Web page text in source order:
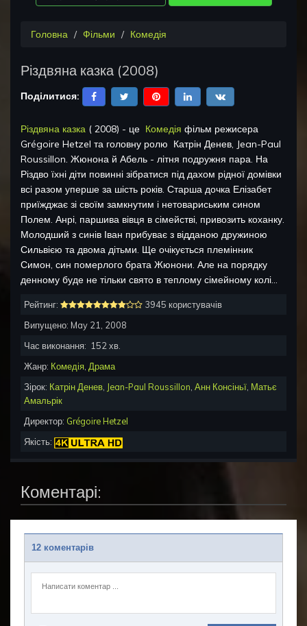
Головна Фільми Комедія
Різдвяна казка (2008)
Поділитися:
Різдвяна казка ( 2008) - це Комедія фільм режисера
Grégoire Hetzel та головну ролю Катрін Денев, Jean-Paul
Roussillon. Жюнона й Абель - літня подружня пара. На
Різдво їхні діти повинні зібратися під дахом рідної домівки
всі разом уперше за шість років. Старша дочка Елізабет
приїжджає зі своїм замкнутим і нетовариським сином
Полем. Анрі, паршива вівця в сімействі, привозить коханку.
Молодший з синів Іван прибуває з відданою дружиною
Сильвією та двома дітьми. Ще очікується племінник
Симон, син померлого брата Жюнони. Але на порядку
денному буде не тільки свято в теплому сімейному колі...
Рейтинг:
3945 користувачів
Випущено: May 21, 2008
Час виконання: 152 хв.
Жанр: Комедія Драма
Зірок: Катрін Денев Jean-Paul Roussillon Анн Консіньї Матьє
Амальрік
Директор: Grégoire Hetzel
Якість:
Коментарі:
12 коментарів